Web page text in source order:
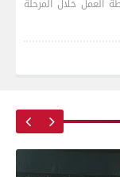
العمل خلال المرحلة